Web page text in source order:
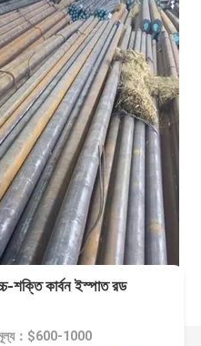
শক্তি কার্বন ইস্পাত রড
：$600-1000